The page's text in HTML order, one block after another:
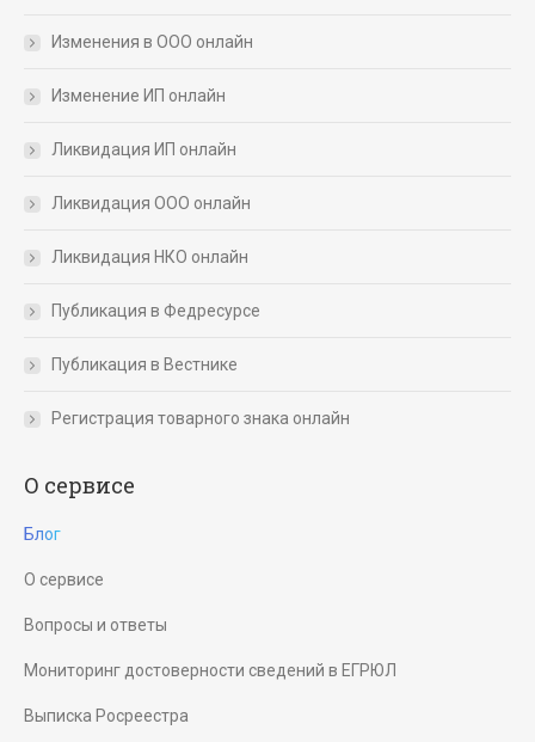
Изменения в ООО онлайн
Изменение ИП онлайн
Ликвидация ИП онлайн
Ликвидация ООО онлайн
Ликвидация НКО онлайн
Публикация в Федресурсе
Публикация в Вестнике
Регистрация товарного знака онлайн
О сервисе
Блог
О сервисе
Вопросы и ответы
Мониторинг достоверности сведений в ЕГРЮЛ
Выписка Росреестра